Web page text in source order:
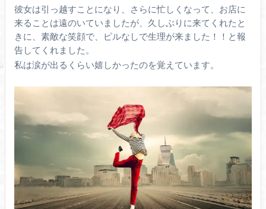
彼女は引っ越すことになり、さらに忙しくなって、お店に
来ることは遠のいていましたが、久しぶりに来てくれたと
きに、素敵な笑顔で、ピルなしで生理が来ました！！と報
告してくれました。
私は涙が出るくらい嬉しかったのを覚えています。